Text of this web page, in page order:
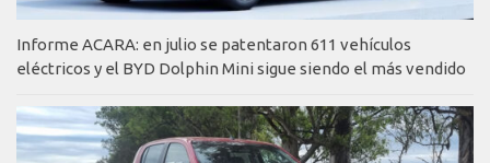
Informe ACARA: en julio se patentaron 611 vehículos
eléctricos y el BYD Dolphin Mini sigue siendo el más vendido